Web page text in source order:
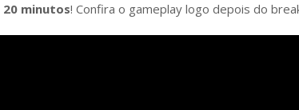
20 minutos! Confira o gameplay logo depois do